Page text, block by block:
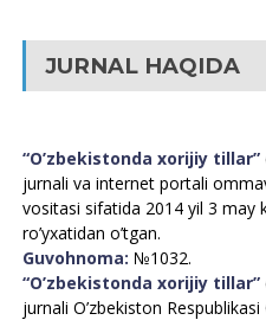
JURNAL HAQIDA
“O’zbekistonda xorijiy tillar”
jurnali va internet portali
vositasi sifatida 2014 yil 3 may
ro’yxatidan o’tgan.
Guvohnoma: №1032.
“O’zbekistonda xorijiy tillar”
jurnali O’zbekiston Respublikasi